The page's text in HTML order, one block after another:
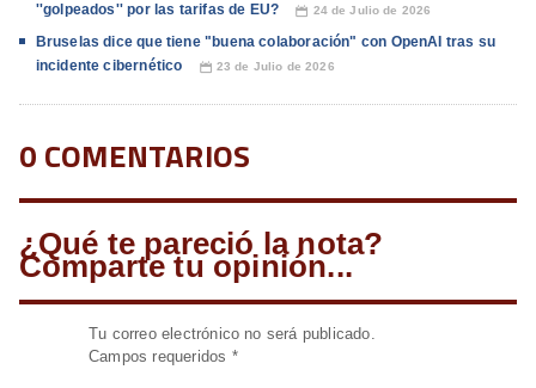
''golpeados'' por las tarifas de EU?
📅 24 de Julio de 2026
Bruselas dice que tiene "buena colaboración" con OpenAI tras su
incidente cibernético
📅 23 de Julio de 2026
0 COMENTARIOS
¿Qué te pareció la nota?
Comparte tu opinión...
Tu correo electrónico no será publicado.
Campos requeridos *